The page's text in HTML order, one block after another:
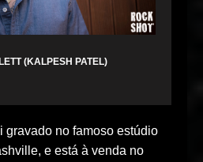
(KALPESH PATEL)
gravado no famoso estúdio
e está à venda no